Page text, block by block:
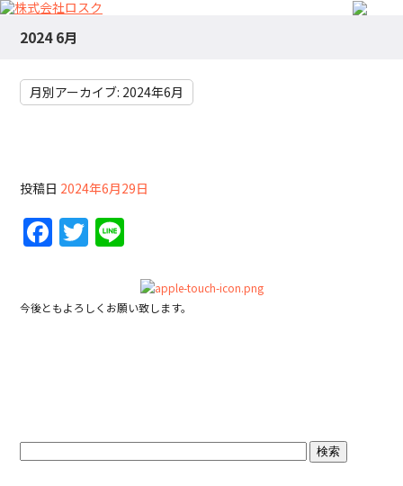
2024 6月
月別アーカイブ: 2024年6月
投稿日 2024年6月29日
F
a
e
k
T
w
er
e
今後ともよろしくお願い致します。